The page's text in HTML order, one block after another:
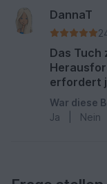
DannaT
Das Tuch
erfordert
War diese
Ja
Nein